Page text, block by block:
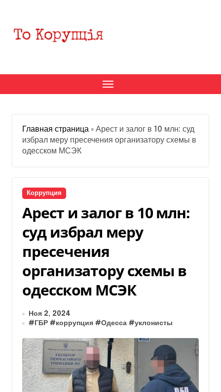
содержанию
Главная страница » Арест и залог в 10 млн: суд
избрал меру пресечения организатору схемы в
одесском МСЭК
Коррупция
Арест и залог в 10 млн:
суд избрал меру
пресечения
организатору схемы в
одесском МСЭК
Ноя 2, 2024
# ГБР #коррупция #Одесса #уклонисты